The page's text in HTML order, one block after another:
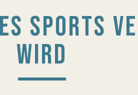
SPORTS
WIRD